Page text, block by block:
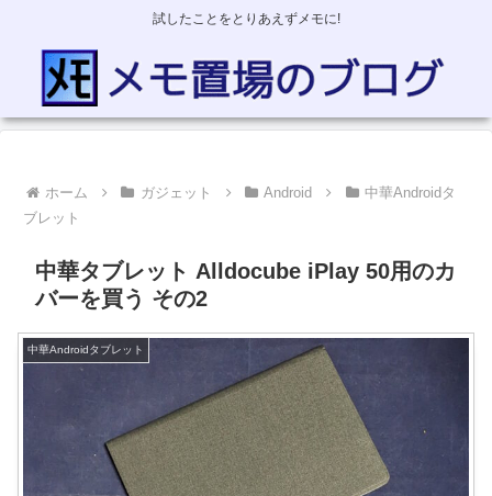
試したことをとりあえずメモに!
ホーム ガジェット Android
中華Androidタ
ブレット
中華タブレット Alldocube iPlay 50用のカ
バーを買う その2
中華Androidタブレット